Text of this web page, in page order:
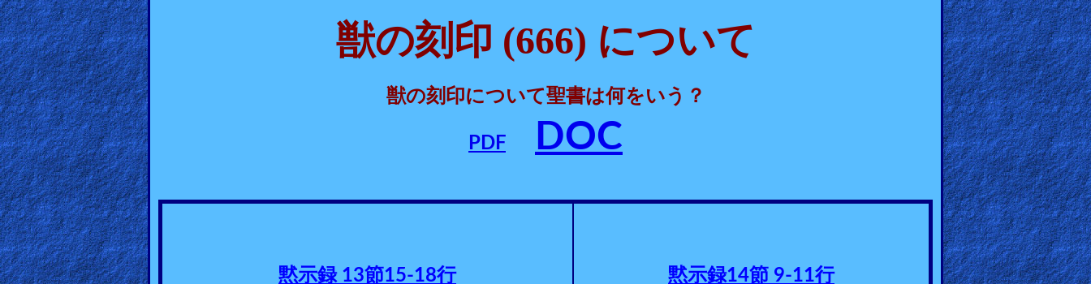
Heaven
Hell
Prayer
Bible/Study
獣の刻印 (666) について
獣の刻印について聖書は何をいう？
PDF DOC
黙示録 13節15-18行 黙示録14節 9-11行